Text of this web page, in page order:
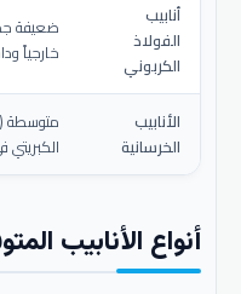
أنابيب
الفولاذ
الكربوني
ضعيفة
خارجياً
الأنابيب
الخرسانية
متوسطة
أنواع الأنابيب